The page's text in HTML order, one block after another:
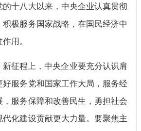
十八大以来，中央企业认真贯彻
积极服务国家战略，在国民经济中
用。
新征程上，中央企业要充分认识肩
好服务党和国家工作大局，服务经
服务保障和改善民生，勇担社会
化建设贡献更大力量。要聚焦主